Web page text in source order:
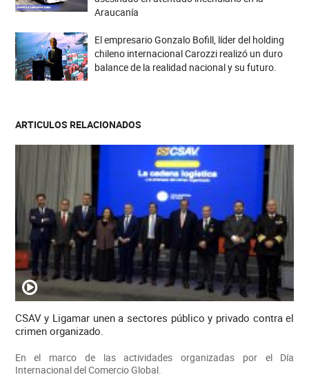
Araucanía
El empresario Gonzalo Bofill, líder del holding
chileno internacional Carozzi realizó un duro
balance de la realidad nacional y su futuro.
ARTICULOS RELACIONADOS
CSAV y Ligamar unen a sectores público y privado contra el
crimen organizado.
En el marco de las actividades organizadas por el Día
Internacional del Comercio Global.